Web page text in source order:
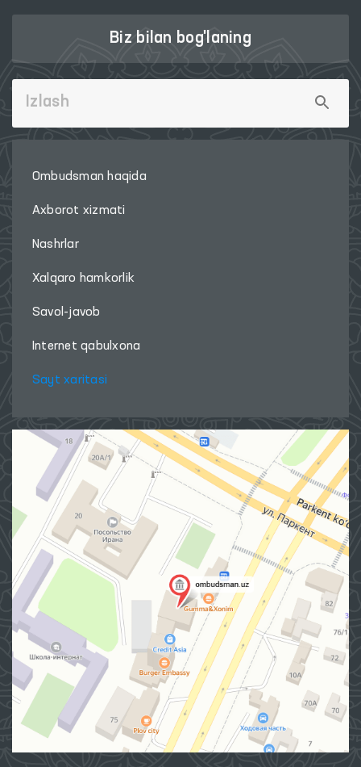
Biz bilan bog'laning
Ombudsman haqida
Axborot xizmati
Nashrlar
Xalqaro hamkorlik
Savol-javob
Internet qabulxona
Sayt xaritasi